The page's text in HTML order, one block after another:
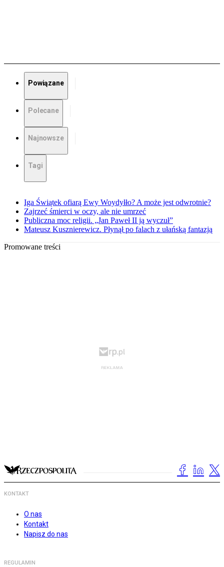
Powiązane
Polecane
Najnowsze
Tagi
Iga Świątek ofiarą Ewy Woydyłło? A może jest odwrotnie?
Zajrzeć śmierci w oczy, ale nie umrzeć
Publiczna moc religii. „Jan Paweł II ją wyczuł”
Mateusz Kusznierewicz. Płynął po falach z ułańską fantazją
Promowane treści
KONTAKT
O nas
Kontakt
Napisz do nas
REGULAMIN